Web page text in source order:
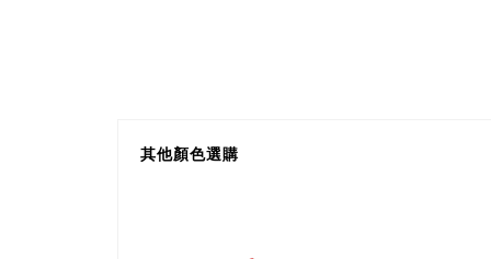
其他顏色選購